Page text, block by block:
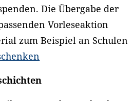
Die Übergabe der
Vorleseaktion
zum Beispiel an Schulen